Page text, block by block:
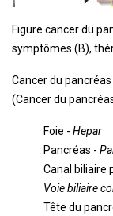
Figure cancer du
symptômes (B),
Cancer du pancréas
(Cancer du
Foie - Hepar
Pancréas -
Canal biliaire
Voie biliaire
Tête du